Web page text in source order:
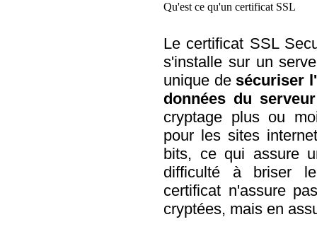
Qu'est ce qu'un certificat SSL
Le certificat SSL
s'installe sur un
unique de sécuriser
données du serveur
cryptage plus ou
pour les sites
bits, ce qui assure
difficulté à briser
certificat n'assure
cryptées, mais en